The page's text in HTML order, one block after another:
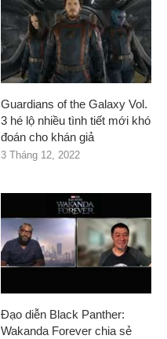
Guardians of the Galaxy Vol.
3 hé lộ nhiều tình tiết mới khó
đoán cho khán giả
3 Tháng 12, 2022
Đạo diễn Black Panther:
Wakanda Forever chia sẻ